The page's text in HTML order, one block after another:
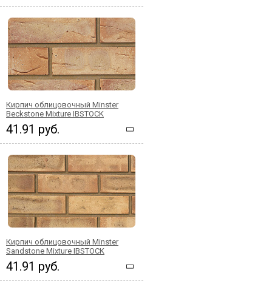
Кирпич облицовочный Minster
Beckstone Mixture IBSTOCK
41.91 руб.
Кирпич облицовочный Minster
Sandstone Mixture IBSTOCK
41.91 руб.